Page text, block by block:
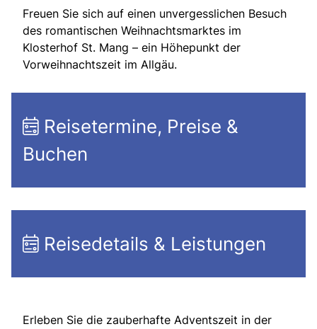
Freuen Sie sich auf einen unvergesslichen Besuch
des romantischen Weihnachtsmarktes im
Klosterhof St. Mang – ein Höhepunkt der
Vorweihnachtszeit im Allgäu.
Reisetermine, Preise &
Buchen
Reisedetails & Leistungen
Erleben Sie die zauberhafte Adventszeit in der